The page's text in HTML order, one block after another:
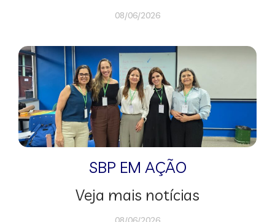
08/06/2026
SBP EM AÇÃO
Veja mais notícias